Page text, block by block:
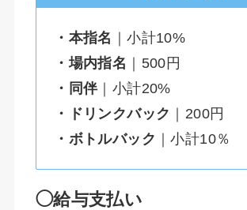
・本指名 ｜小計10%
・場内指名 ｜500円
・同伴｜小計20%
・ドリンクバック ｜200円
・ボトルバック ｜小計10％
◯給与支払い